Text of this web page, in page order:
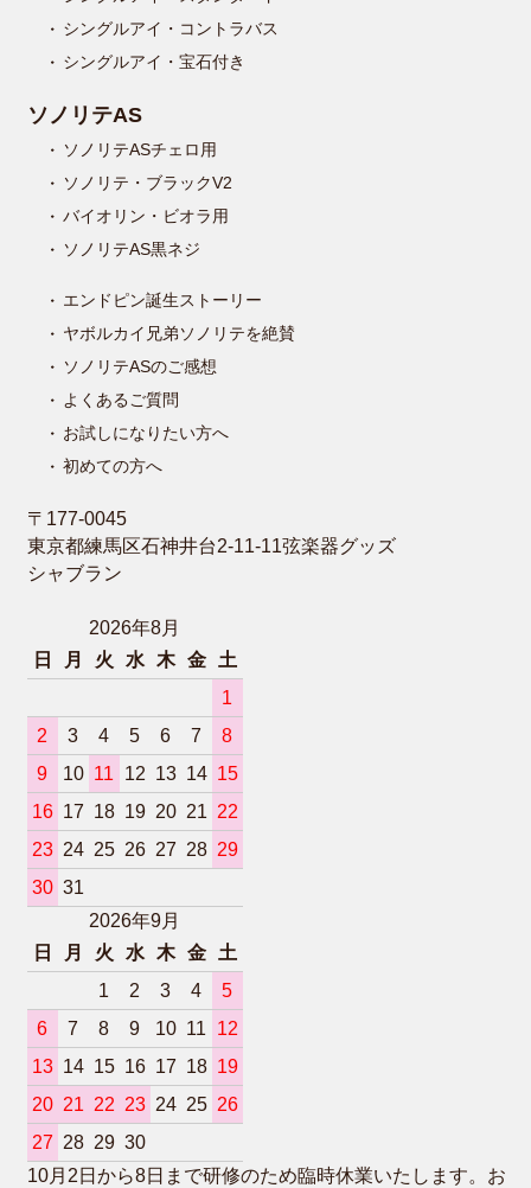
シングルアイ・コントラバス
シングルアイ・宝石付き
ソノリテAS
ソノリテASチェロ用
ソノリテ・ブラックV2
バイオリン・ビオラ用
ソノリテAS黒ネジ
エンドピン誕生ストーリー
ヤボルカイ兄弟ソノリテを絶賛
ソノリテASのご感想
よくあるご質問
お試しになりたい方へ
初めての方へ
〒177-0045
東京都練馬区石神井台2-11-11弦楽器グッズ
シャブラン
2026年8月
日
月 火 水 木 金
土
1
2
3 4 5 6 7
8
9
10 11 12 13 14 15
16 17 18 19 20 21 22
23 24 25 26 27 28 29
30 31
2026年9月
日
月 火 水 木 金
土
1
2 3 4
5
6
7 8 9 10 11
12
13 14 15 16 17 18 19
20 21 22 23 24 25 26
27 28 29 30
10月2日から8日まで研修のため臨時休業いたします。お